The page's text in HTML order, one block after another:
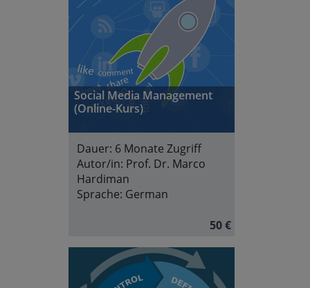
Social Media Management
(Online-Kurs)
Dauer: 6 Monate Zugriff
Autor/in: Prof. Dr. Marco
Hardiman
Sprache: German
50 €